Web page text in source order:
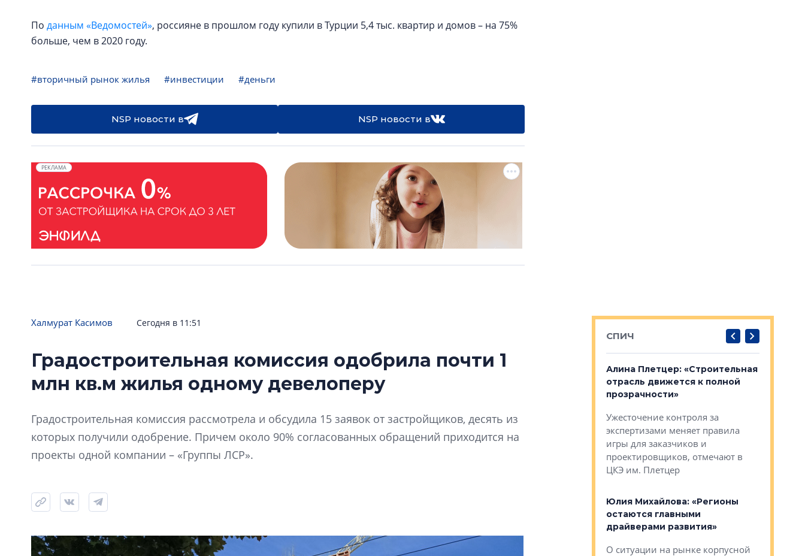
По данным «Ведомостей», россияне в прошлом году купили в Турции 5,4 тыс. квартир и домов – на 75%
больше, чем в 2020 году.
#вторичный рынок жилья #инвестиции #деньги
NSP новости в NSP новости в
РЕКЛАМА
Халмурат Касимов Сегодня в 11:51
Градостроительная комиссия одобрила почти 1
млн кв.м жилья одному девелоперу
Градостроительная комиссия рассмотрела и обсудила 15 заявок от застройщиков, десять из
которых получили одобрение. Причем около 90% согласованных обращений приходится на
проекты одной компании – «Группы ЛСР».
СПИЧ
Роман Корнышев: «Поводом
Девелопер «Вертикаль»: поводом
электромобиль
апарты, которые еще больше
Алина Плетцер: «Строительная
отрасль движется к полной
прозрачности»
Ужесточение контроля за
экспертизами меняет правила
игры для заказчиков и
проектировщиков, отмечают в
ЦКЭ им. Плетцер
Юлия Михайлова: «Регионы
остаются главными
драйверами развития»
О ситуации на рынке корпусной